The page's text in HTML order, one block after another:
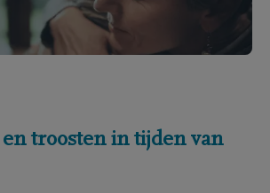
troosten in tijden van